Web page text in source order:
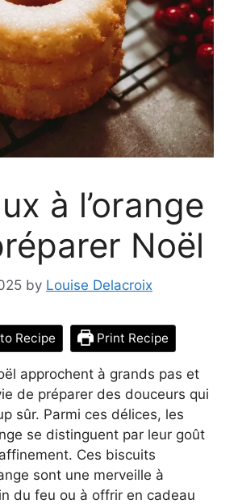
à l’orange
Noël
by Louise Delacroix
Recipe Print Recipe
approchent à grands pas et
de préparer des douceurs qui
sûr. Parmi ces délices, les
se distinguent par leur goût
Ces biscuits
sont une merveille à
du feu ou à offrir en cadeau